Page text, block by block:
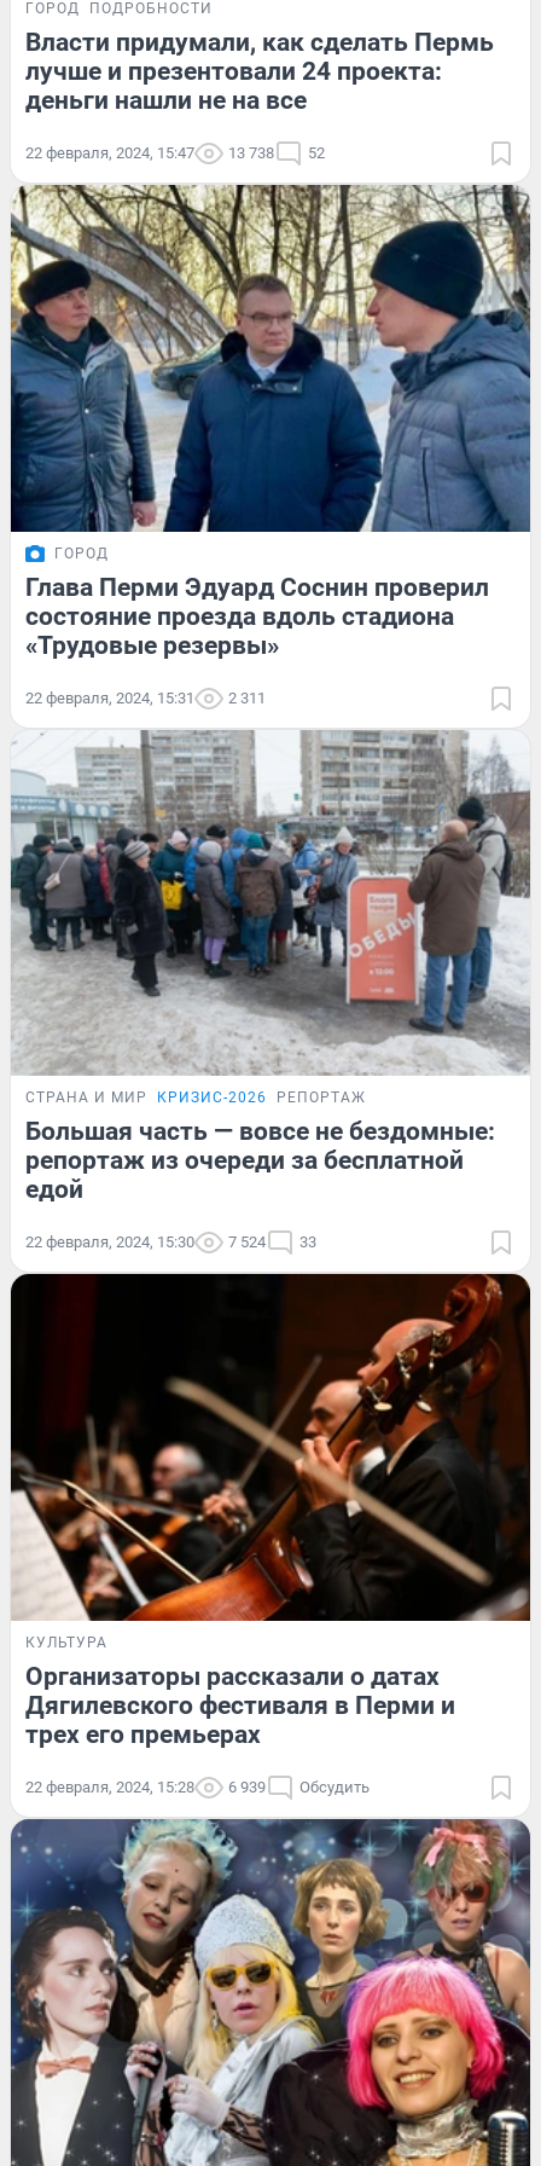
ГОРОД ПОДРОБНОСТИ
Власти придумали, как сделать Пермь
лучше и презентовали 24 проекта:
деньги нашли не на все
22 февраля, 2024, 15:47 13 738 52
ГОРОД
Глава Перми Эдуард Соснин проверил
состояние проезда вдоль стадиона
«Трудовые резервы»
22 февраля, 2024, 15:31 2 311
СТРАНА И МИР КРИЗИС-2026 РЕПОРТАЖ
Большая часть — вовсе не бездомные:
репортаж из очереди за бесплатной
едой
22 февраля, 2024, 15:30 7 524 33
КУЛЬТУРА
Организаторы рассказали о датах
Дягилевского фестиваля в Перми и
трех его премьерах
22 февраля, 2024, 15:28 6 939 Обсудить